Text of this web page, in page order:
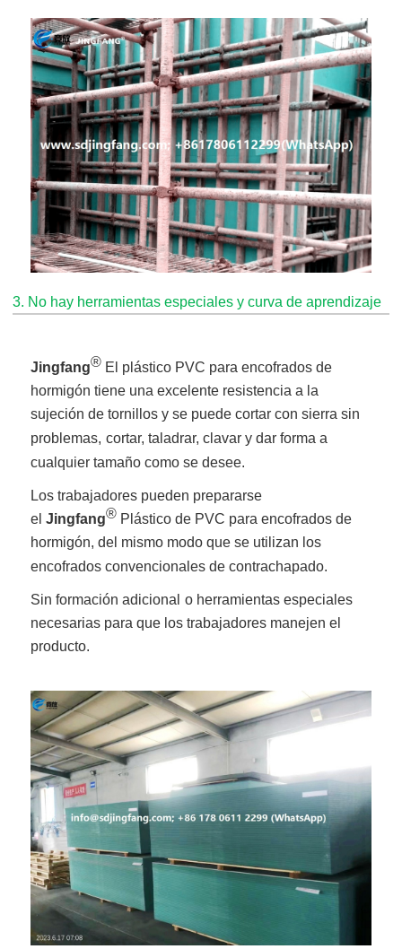
3. No hay herramientas especiales y curva de aprendizaje
Jingfang® El plástico PVC para encofrados de
hormigón tiene una excelente resistencia a la
sujeción de tornillos y se puede cortar con sierra sin
problemas, cortar, taladrar, clavar y dar forma a
cualquier tamaño como se desee.
Los trabajadores pueden prepararse
elJingfang® Plástico de PVC para encofrados de
hormigón, del mismo modo que se utilizan los
encofrados convencionales de contrachapado.
Sin formación adicional
o herramientas especiales
necesarias para que los trabajadores manejen el
producto.